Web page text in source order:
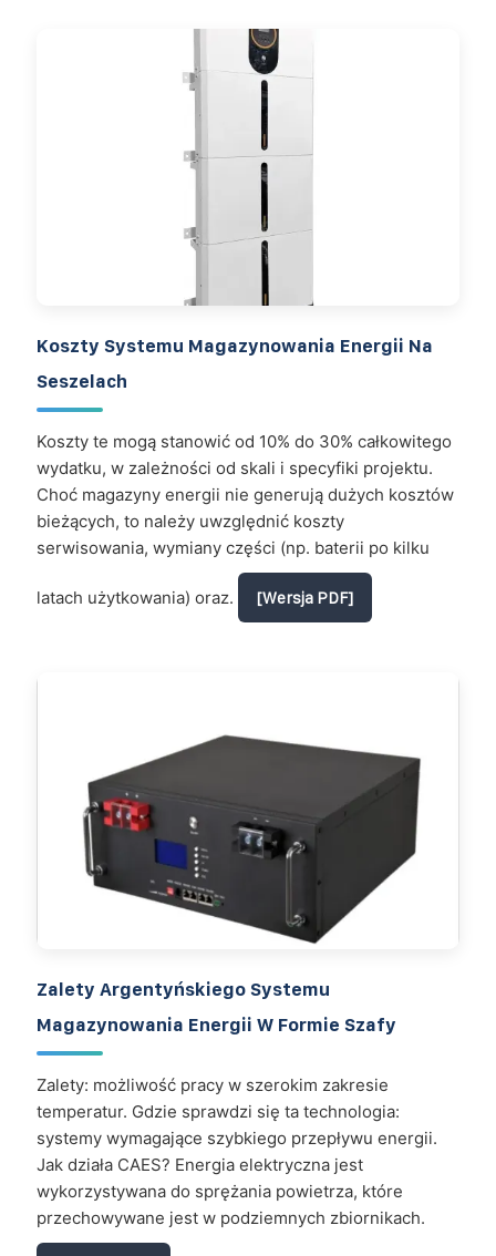
Koszty Systemu Magazynowania Energii Na
Seszelach
Koszty te mogą stanowić od 10% do 30% całkowitego
wydatku, w zależności od skali i specyfiki projektu.
Choć magazyny energii nie generują dużych kosztów
bieżących, to należy uwzględnić koszty
serwisowania, wymiany części (np. baterii po kilku
latach użytkowania) oraz. [Wersja PDF]
Zalety Argentyńskiego Systemu
Magazynowania Energii W Formie Szafy
Zalety: możliwość pracy w szerokim zakresie
temperatur. Gdzie sprawdzi się ta technologia:
systemy wymagające szybkiego przepływu energii.
Jak działa CAES? Energia elektryczna jest
wykorzystywana do sprężania powietrza, które
przechowywane jest w podziemnych zbiornikach.